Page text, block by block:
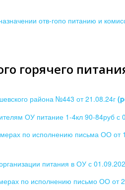
отв-гопо питанию и
горячего
района №443 от 21.08.24г
ОУ питание 1-4кл 90-84руб с
по исполнению письма ОО от
питания в ОУ с
по исполнению письмо ОО от